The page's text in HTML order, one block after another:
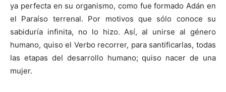
ya perfecta en su organismo, como fue formado Adán en
el Paraíso terrenal. Por motivos que sólo conoce su
sabiduría infinita, no lo hizo. Así, al unirse al género
humano, quiso el Verbo recorrer, para santificarlas, todas
las etapas del desarrollo humano; quiso nacer de una
mujer.